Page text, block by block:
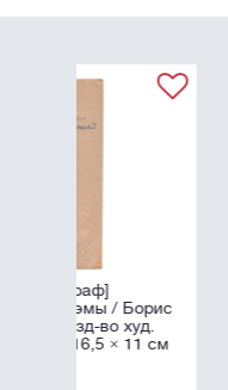
1909-
общей
М.